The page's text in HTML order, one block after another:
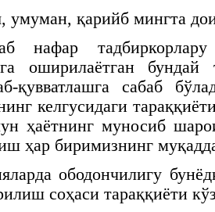
умуман, қарийб мингта
нафар
оширилаётган бундай
қувватлашга сабаб
келгусидаги
ҳаётнинг муносиб
ҳар биримизнинг
ободончилигу
соҳаси тараққиёти